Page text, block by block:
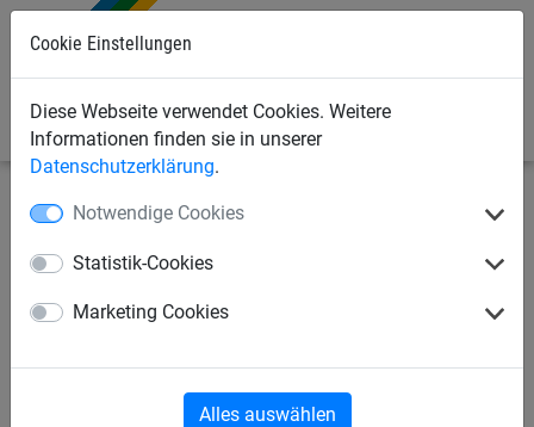
Cookie Einstellungen
Diese Webseite verwendet Cookies. Weitere
Informationen finden sie in unserer
Datenschutzerklärung.
Notwendige Cookies
Statistik-Cookies
Marketing Cookies
Alles auswählen
Seilspielgeräte Adlerhorst®-Reihe
Adlerhorst® „Lotteschule“ ,
Standpfosten komplett aus
Douglasie